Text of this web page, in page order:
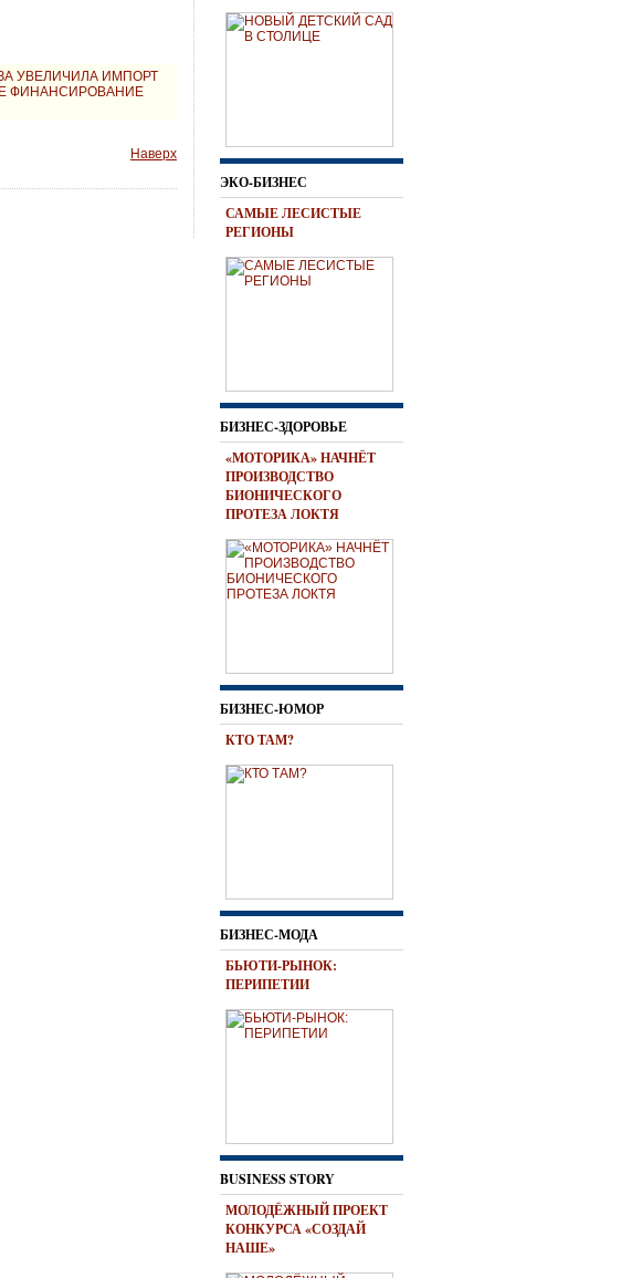
УВЕЛИЧИЛА ИМПОРТ
ФИНАНСИРОВАНИЕ
Наверх
ЭКО-БИЗНЕС
САМЫЕ ЛЕСИСТЫЕ
РЕГИОНЫ
БИЗНЕС-ЗДОРОВЬЕ
«МОТОРИКА» НАЧНЁТ
ПРОИЗВОДСТВО
БИОНИЧЕСКОГО
ПРОТЕЗА ЛОКТЯ
БИЗНЕС-ЮМОР
КТО ТАМ?
БИЗНЕС-МОДА
БЬЮТИ-РЫНОК:
ПЕРИПЕТИИ
BUSINESS STORY
МОЛОДЁЖНЫЙ ПРОЕКТ
КОНКУРСА «СОЗДАЙ
НАШЕ»